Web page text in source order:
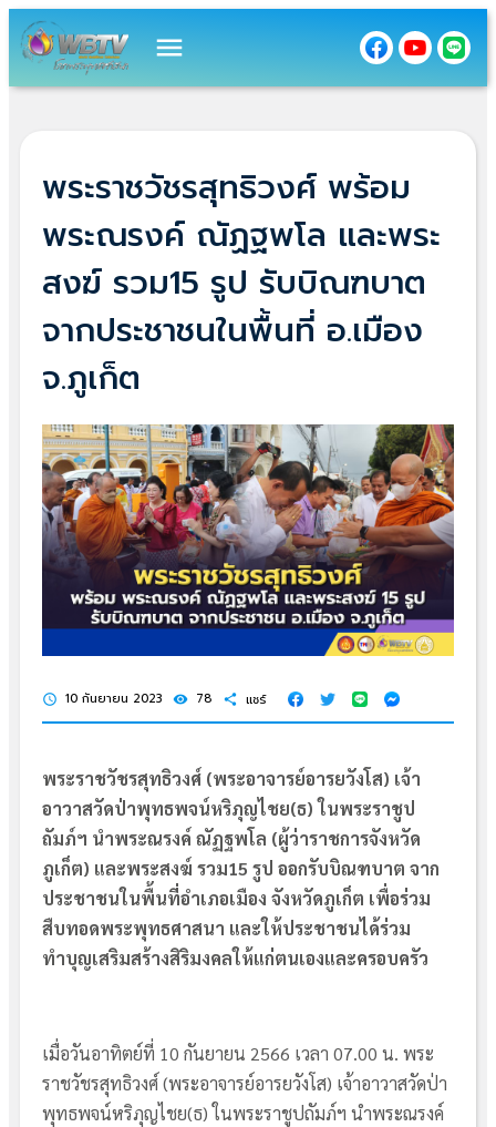
menu
พระราชวัชรสุทธิวงศ์ พร้อม
พระณรงค์ ณัฏฐพโล และพระ
สงฆ์ รวม15 รูป รับบิณฑบาต
จากประชาชนในพื้นที่ อ.เมือง
จ.ภูเก็ต
schedule 10 กันยายน 2023 visibility 78 share แชร์
พระราชวัชรสุทธิวงศ์ (พระอาจารย์อารยวังโส) เจ้า
อาวาสวัดป่าพุทธพจน์หริภุญไชย(ธ) ในพระราชูป
ถัมภ์ฯ นำพระณรงค์ ณัฏฐพโล (ผู้ว่าราชการจังหวัด
ภูเก็ต) และพระสงฆ์ รวม15 รูป ออกรับบิณฑบาต จาก
ประชาชนในพื้นที่อำเภอเมือง จังหวัดภูเก็ต เพื่อร่วม
สืบทอดพระพุทธศาสนา และให้ประชาชนได้ร่วม
ทำบุญเสริมสร้างสิริมงคลให้แก่ตนเองและครอบครัว
เมื่อวันอาทิตย์ที่ 10 กันยายน 2566 เวลา 07.00 น. พระ
ราชวัชรสุทธิวงศ์ (พระอาจารย์อารยวังโส) เจ้าอาวาสวัดป่า
พุทธพจน์หริภุญไชย(ธ) ในพระราชูปถัมภ์ฯ นำพระณรงค์